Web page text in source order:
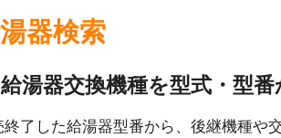
器検索
給湯器交換機種を型式・型
終了した給湯器型番から、後継機種や